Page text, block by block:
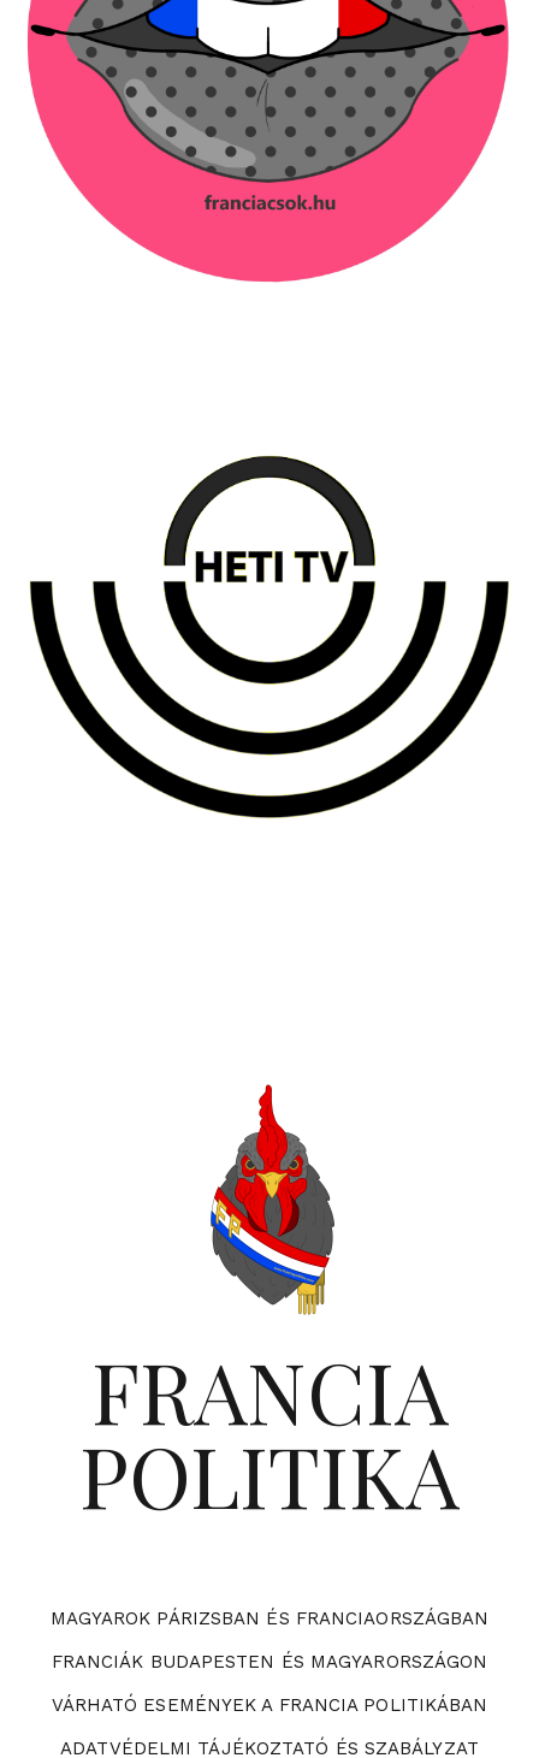
FRANCIA
POLITIKA
MAGYAROK PÁRIZSBAN ÉS FRANCIAORSZÁGBAN
FRANCIÁK BUDAPESTEN ÉS MAGYARORSZÁGON
VÁRHATÓ ESEMÉNYEK A FRANCIA POLITIKÁBAN
ADATVÉDELMI TÁJÉKOZTATÓ ÉS SZABÁLYZAT